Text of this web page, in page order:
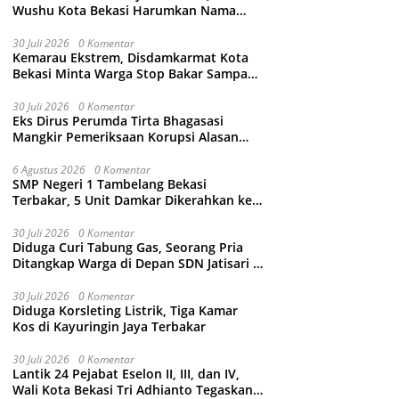
Wushu Kota Bekasi Harumkan Nama
30 Juli 2026 0 Komentar
Kemarau Ekstrem, Disdamkarmat Kota
Bekasi Minta Warga Stop Bakar Sampah
30 Juli 2026 0 Komentar
Eks Dirus Perumda Tirta Bhagasasi
Mangkir Pemeriksaan Korupsi Alasan
Ancam Jemput Paksa
6 Agustus 2026 0 Komentar
SMP Negeri 1 Tambelang Bekasi
Terbakar, 5 Unit Damkar Dikerahkan ke
30 Juli 2026 0 Komentar
Diduga Curi Tabung Gas, Seorang Pria
Ditangkap Warga di Depan SDN Jatisari 1
30 Juli 2026 0 Komentar
Diduga Korsleting Listrik, Tiga Kamar
Kos di Kayuringin Jaya Terbakar
30 Juli 2026 0 Komentar
Lantik 24 Pejabat Eselon II, III, dan IV,
Wali Kota Bekasi Tri Adhianto Tegaskan